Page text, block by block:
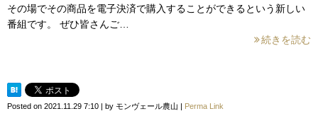
その場でその商品を電子決済で購入することができるという新しい
番組です。 ぜひ皆さんご…
続きを読む
Posted on 2021.11.29 7:10 by モンヴェール農山 Perma Link